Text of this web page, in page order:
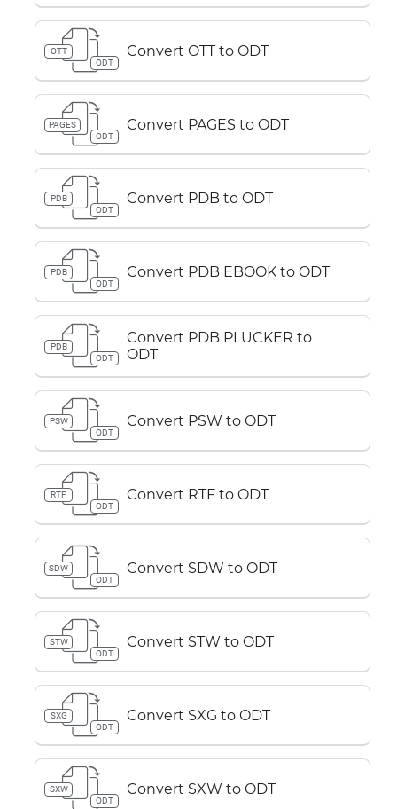
OTT
ODT
Convert OTT to ODT
PAGES
ODT
Convert PAGES to ODT
PDB
ODT
Convert PDB to ODT
PDB
ODT
Convert PDB EBOOK to ODT
PDB
ODT
Convert PDB PLUCKER to
ODT
PSW
ODT
Convert PSW to ODT
RTF
ODT
Convert RTF to ODT
SDW
ODT
Convert SDW to ODT
STW
ODT
Convert STW to ODT
SXG
ODT
Convert SXG to ODT
SXW
ODT
Convert SXW to ODT